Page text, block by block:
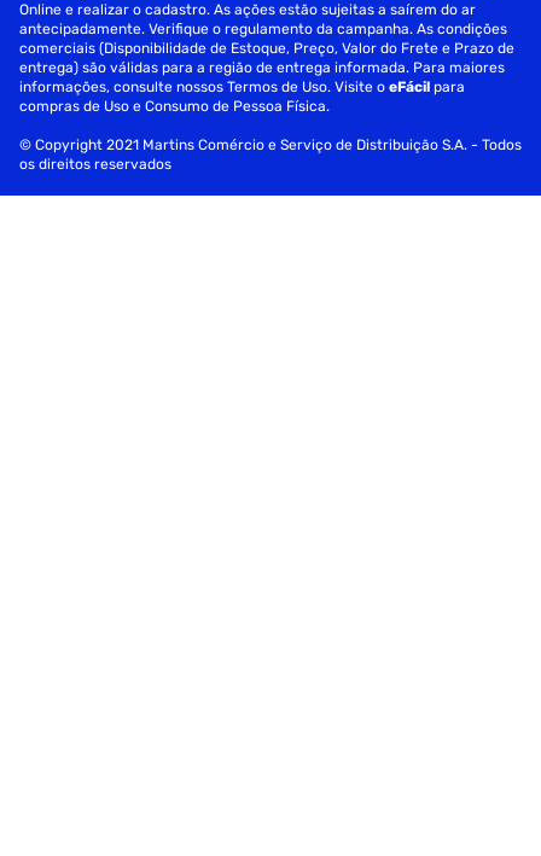
Online e realizar o cadastro. As ações estão sujeitas a saírem do ar
antecipadamente. Verifique o regulamento da campanha. As condições
comerciais (Disponibilidade de Estoque, Preço, Valor do Frete e Prazo de
entrega) são válidas para a região de entrega informada. Para maiores
informações, consulte nossos Termos de Uso. Visite oeFácil para
compras de Uso e Consumo de Pessoa Física.
© Copyright 2021 Martins Comércio e Serviço de Distribuição S.A. - Todos
os direitos reservados